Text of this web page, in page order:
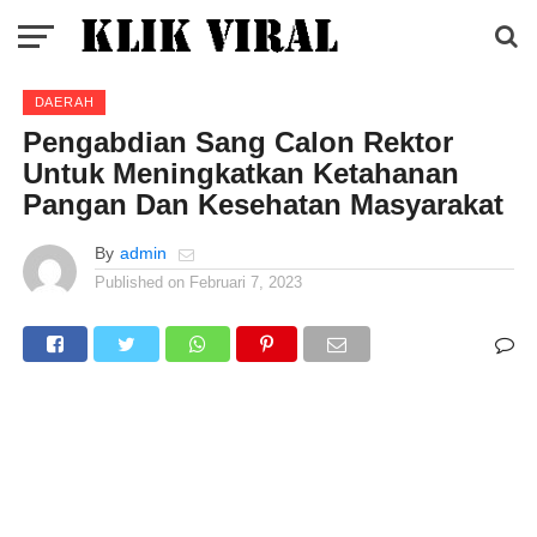
DAERAH
Pengabdian Sang Calon Rektor
Untuk Meningkatkan Ketahanan
Pangan Dan Kesehatan Masyarakat
By admin
Published on Februari 7, 2023